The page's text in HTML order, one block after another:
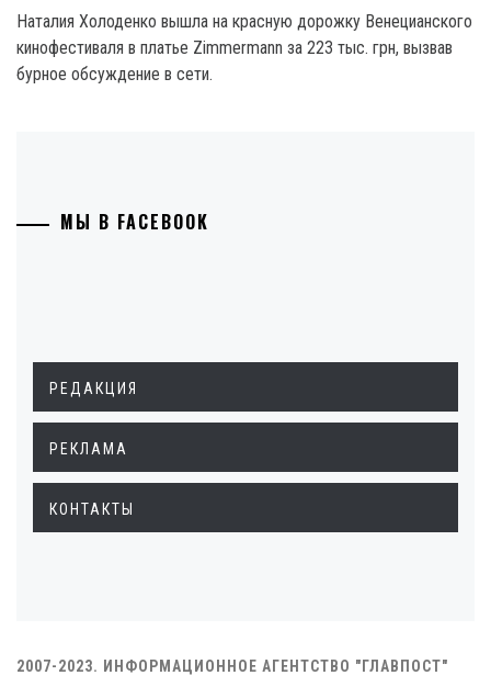
Наталия Холоденко вышла на красную дорожку Венецианского
кинофестиваля в платье Zimmermann за 223 тыс. грн, вызвав
бурное обсуждение в сети.
МЫ В FACEBOOK
РЕДАКЦИЯ
РЕКЛАМА
КОНТАКТЫ
2007-2023. ИНФОРМАЦИОННОЕ АГЕНТСТВО "ГЛАВПОСТ"